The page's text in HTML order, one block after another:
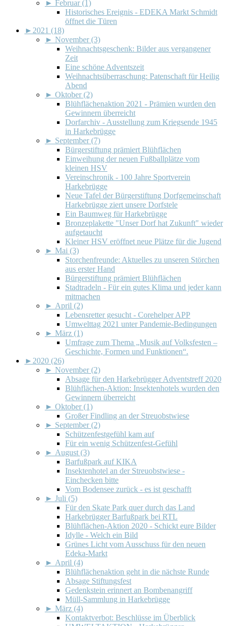
► Februar (1)
Historisches Ereignis - EDEKA Markt Schmidt
öffnet die Türen
► 2021 (18)
► November (3)
Weihnachtsgeschenk: Bilder aus vergangener
Zeit
Eine schöne Adventszeit
Weihnachtsüberraschung: Patenschaft für Heilig
Abend
► Oktober (2)
Blühflächenaktion 2021 - Prämien wurden den
Gewinnern überreicht
Dorfarchiv - Ausstellung zum Kriegsende 1945
in Harkebrügge
► September (7)
Bürgerstiftung prämiert Blühflächen
Einweihung der neuen Fußballplätze vom
kleinen HSV
Vereinschronik - 100 Jahre Sportverein
Harkebrügge
Neue Tafel der Bürgerstiftung Dorfgemeinschaft
Harkebrügge ziert unsere Dorfstele
Ein Baumweg für Harkebrügge
Bronzeplakette "Unser Dorf hat Zukunft" wieder
aufgetaucht
Kleiner HSV eröffnet neue Plätze für die Jugend
► Mai (3)
Storchenfreunde: Aktuelles zu unseren Störchen
aus erster Hand
Bürgerstiftung prämiert Blühflächen
Stadtradeln - Für ein gutes Klima und jeder kann
mitmachen
► April (2)
Lebensretter gesucht - Corehelper APP
Umwelttag 2021 unter Pandemie-Bedingungen
► März (1)
Umfrage zum Thema „Musik auf Volksfesten –
Geschichte, Formen und Funktionen“.
► 2020 (26)
► November (2)
Absage für den Harkebrügger Adventstreff 2020
Blühflächen-Aktion: Insektenhotels wurden den
Gewinnern überreicht
► Oktober (1)
Großer Findling an der Streuobstwiese
► September (2)
Schützenfestgefühl kam auf
Für ein wenig Schützenfest-Gefühl
► August (3)
Barfußpark auf KIKA
Insektenhotel an der Streuobstwiese -
Einchecken bitte
Vom Bodensee zurück - es ist geschafft
► Juli (5)
Für den Skate Park quer durch das Land
Harkebrügger Barfußpark bei RTL
Blühflächen-Aktion 2020 - Schickt eure Bilder
Idylle - Welch ein Bild
Grünes Licht vom Ausschuss für den neuen
Edeka-Markt
► April (4)
Blühflächenaktion geht in die nächste Runde
Absage Stiftungsfest
Gedenkstein erinnert an Bombenangriff
Müll-Sammlung in Harkebrügge
► März (4)
Kontaktverbot: Beschlüsse im Überblick